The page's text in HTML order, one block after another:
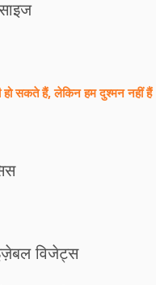
हो सकते हैं, लेकिन हम दुश्मन नहीं हैं
विजेट्स